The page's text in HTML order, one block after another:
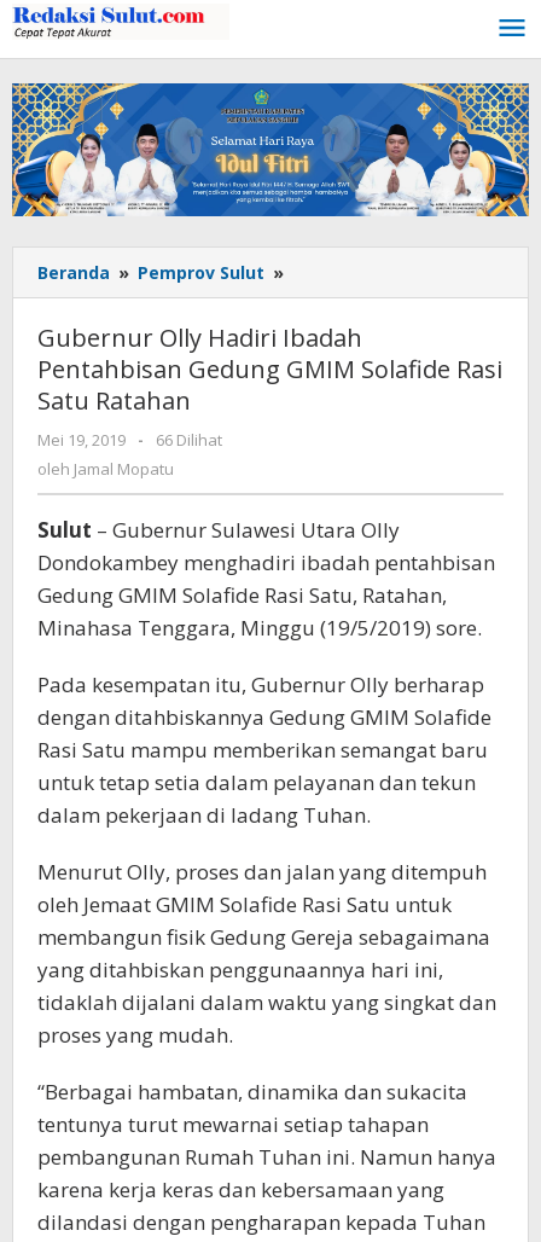
Lewati
ke
konten
Beranda » Pemprov Sulut »
Olly
Hadiri
Ibadah
Pentahbisan
Satu
Ratahan
Gubernur Olly Hadiri Ibadah
Pentahbisan Gedung GMIM Solafide Rasi
Satu Ratahan
Mei 19, 2019
oleh
Jamal
Mopatu
-
66 Dilihat
oleh Jamal Mopatu
Sulut – Gubernur Sulawesi Utara Olly
Dondokambey menghadiri ibadah pentahbisan
Gedung GMIM Solafide Rasi Satu, Ratahan,
Minahasa Tenggara, Minggu (19/5/2019) sore.
Pada kesempatan itu, Gubernur Olly berharap
dengan ditahbiskannya Gedung GMIM Solafide
Rasi Satu mampu memberikan semangat baru
untuk tetap setia dalam pelayanan dan tekun
dalam pekerjaan di ladang Tuhan.
Menurut Olly, proses dan jalan yang ditempuh
oleh Jemaat GMIM Solafide Rasi Satu untuk
membangun fisik Gedung Gereja sebagaimana
yang ditahbiskan penggunaannya hari ini,
tidaklah dijalani dalam waktu yang singkat dan
proses yang mudah.
“Berbagai hambatan, dinamika dan sukacita
tentunya turut mewarnai setiap tahapan
pembangunan Rumah Tuhan ini. Namun hanya
karena kerja keras dan kebersamaan yang
dilandasi dengan pengharapan kepada Tuhan